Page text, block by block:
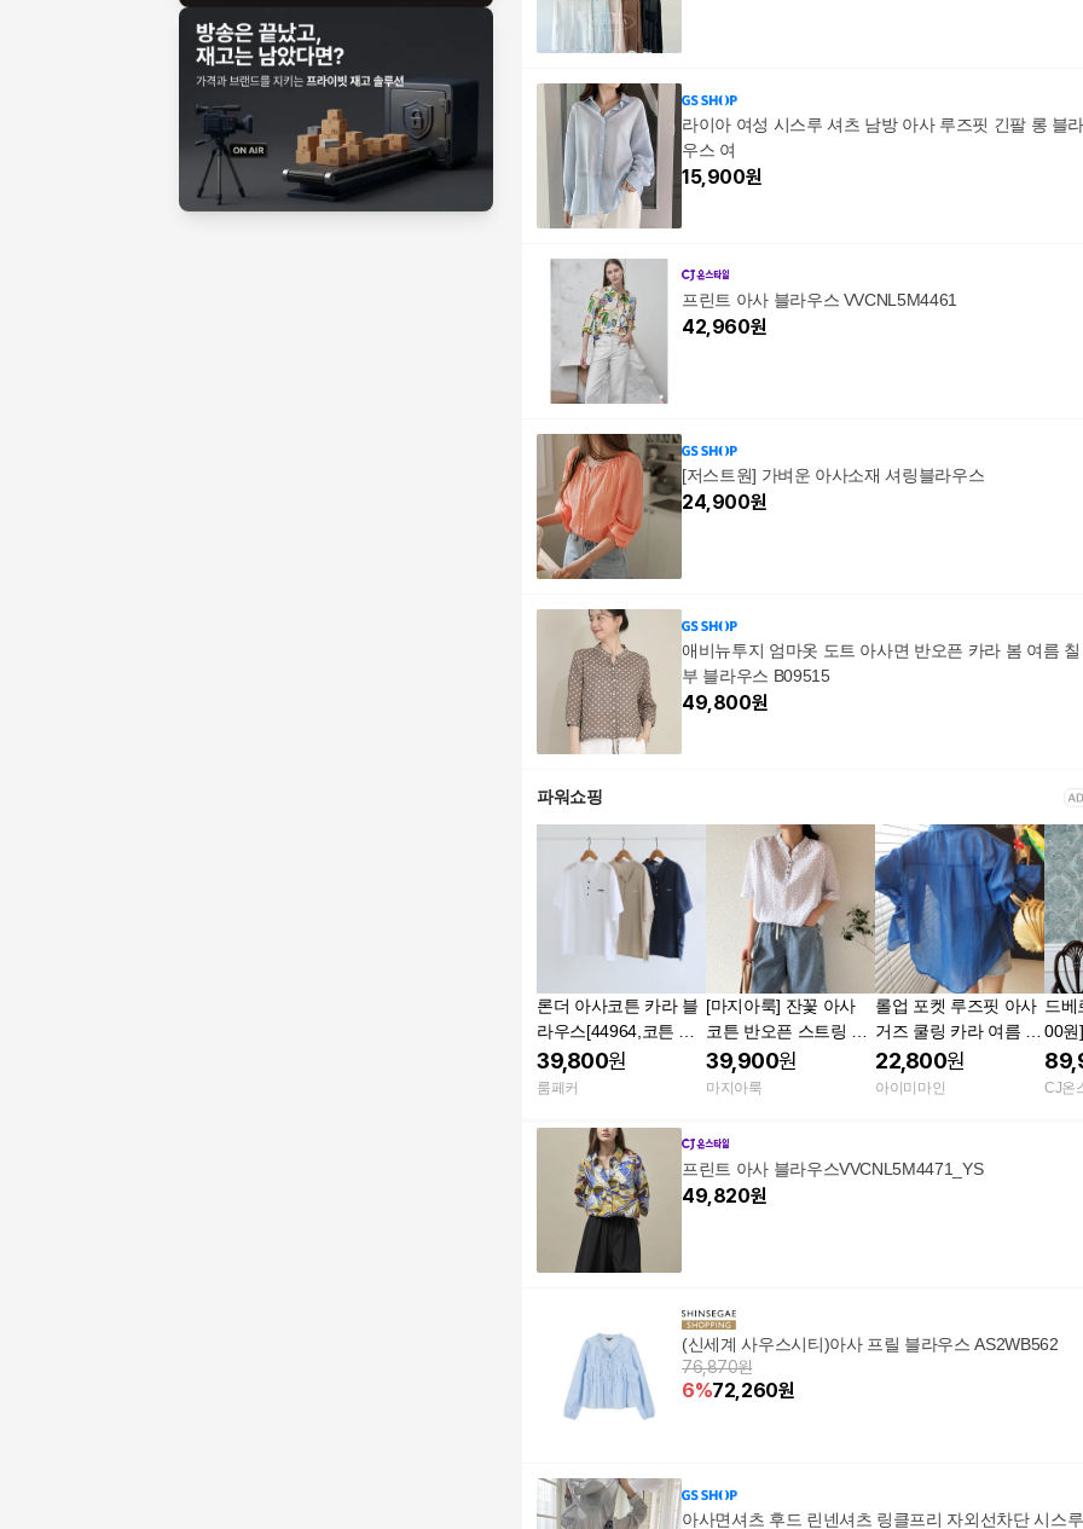
라이아 여성 시스루 셔츠 남방 아사 루즈핏 긴팔 롱 블라
우스 여
15,900원
프린트 아사 블라우스 VVCNL5M4461
42,960원
[저스트원] 가벼운 아사소재 셔링블라우스
24,900원
애비뉴투지 엄마옷 도트 아사면 반오픈 카라 봄 여름 칠
부 블라우스 B09515
49,800원
파워쇼핑
론더 아사코튼 카라 블
라우스[44964,코튼 블
라우스,코튼100,반팔
블라우스,루즈핏]
39,800원
룸페커
[마지아룩] 잔꽃 아사
코튼 반오픈 스트링 셔
츠
39,900원
마지아룩
롤업 포켓 루즈핏 아사
거즈 쿨링 카라 여름 긴
팔셔츠 (6color)
22,800원
아이미마인
드베
00원
아일
CJ온
프린트 아사 블라우스VVCNL5M4471_YS
49,820원
(신세계 사우스시티)아사 프릴 블라우스 AS2WB562
76,870원
6%72,260원
아사면셔츠 후드 린넨셔츠 링클프리 자외선차단 시스루